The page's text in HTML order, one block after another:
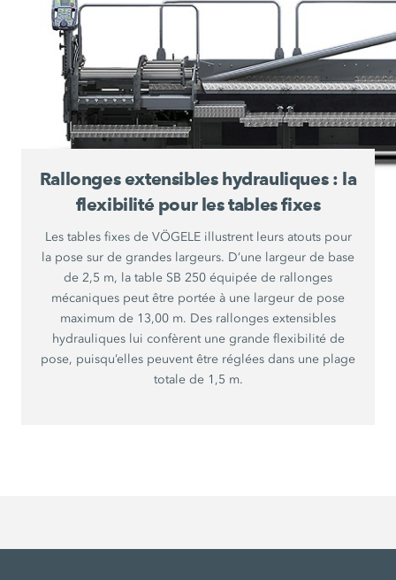
Rallonges extensibles hydrauliques : la
flexibilité pour les tables fixes
Les tables fixes de VÖGELE illustrent leurs atouts pour
la pose sur de grandes largeurs. D’une largeur de base
de 2,5 m, la table SB 250 équipée de rallonges
mécaniques peut être portée à une largeur de pose
maximum de 13,00 m. Des rallonges extensibles
hydrauliques lui confèrent une grande flexibilité de
pose, puisqu’elles peuvent être réglées dans une plage
totale de 1,5 m.